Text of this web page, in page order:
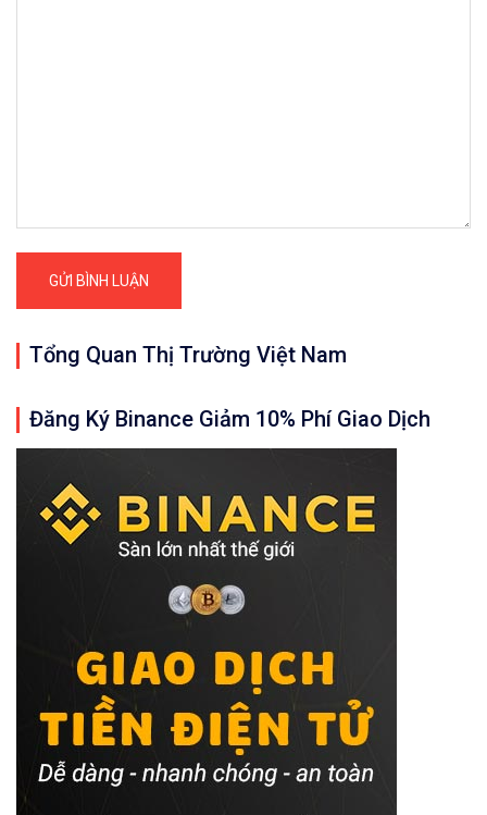
Tổng Quan Thị Trường Việt Nam
Đăng Ký Binance Giảm 10% Phí Giao Dịch